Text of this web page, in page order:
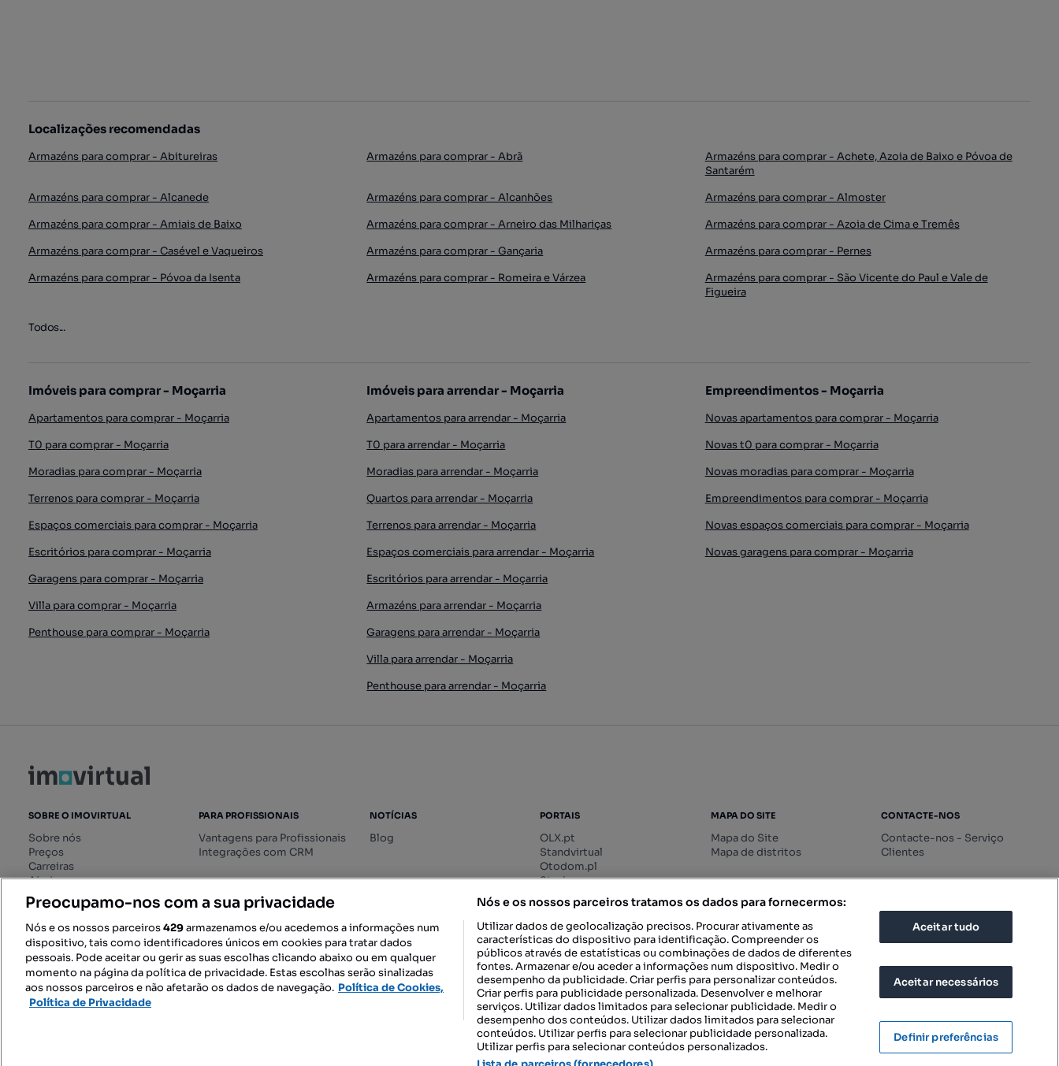
Localizações recomendadas
Armazéns para comprar - Abitureiras Armazéns para comprar - Abrã
Armazéns para comprar - Achete, Azoia de Baixo e Póvoa de
Santarém
Armazéns para comprar - Alcanede
Armazéns para comprar - Alcanhões
Armazéns para comprar - Almoster
Armazéns para comprar - Amiais de Baixo
Armazéns para comprar - Arneiro das Milhariças
Armazéns para comprar - Azoia de Cima e Tremês
Armazéns para comprar - Casével e Vaqueiros
Armazéns para comprar - Gançaria
Armazéns para comprar - Pernes
Armazéns para comprar - Póvoa da Isenta
Armazéns para comprar - Romeira e Várzea
Armazéns para comprar - São Vicente do Paul e Vale de
Figueira
Todos...
Imóveis para comprar - Moçarria
Apartamentos para comprar - Moçarria
T0 para comprar - Moçarria
Moradias para comprar - Moçarria
Terrenos para comprar - Moçarria
Espaços comerciais para comprar - Moçarria
Escritórios para comprar - Moçarria
Garagens para comprar - Moçarria
Villa para comprar - Moçarria
Penthouse para comprar - Moçarria
Imóveis para arrendar - Moçarria
Apartamentos para arrendar - Moçarria
T0 para arrendar - Moçarria
Moradias para arrendar - Moçarria
Quartos para arrendar - Moçarria
Terrenos para arrendar - Moçarria
Espaços comerciais para arrendar - Moçarria
Escritórios para arrendar - Moçarria
Armazéns para arrendar - Moçarria
Garagens para arrendar - Moçarria
Villa para arrendar - Moçarria
Penthouse para arrendar - Moçarria
Empreendimentos - Moçarria
Novas apartamentos para comprar - Moçarria
Novas t0 para comprar - Moçarria
Novas moradias para comprar - Moçarria
Empreendimentos para comprar - Moçarria
Novas espaços comerciais para comprar - Moçarria
Novas garagens para comprar - Moçarria
SOBRE O IMOVIRTUAL
Sobre nós
Preços
Carreiras
Ajuda
Livro de Reclamações online
Regulamento dos Serviços
Digitais
PARA PROFISSIONAIS
Vantagens para Profissionais
Integrações com CRM
NOTÍCIAS
Blog
PORTAIS
OLX.pt
Standvirtual
Otodom.pl
Storia.ro
MAPA DO SITE
Mapa do Site
Mapa de distritos
CONTACTE-NOS
Contacte-nos - Serviço
Clientes
SIGA-NOS: DESCARREGAR NA:
TERMOS DE UTILIZAÇÃO POLÍTICA DE PRIVACIDADE CONFIGURAÇÕES DE PRIVACIDADE
Preocupamo-nos com a sua privacidade
Nós e os nossos parceiros429armazenamos e/ou acedemos a informações num
dispositivo, tais como identificadores únicos em cookies para tratar dados
pessoais. Pode aceitar ou gerir as suas escolhas clicando abaixo ou em qualquer
momento na página da política de privacidade. Estas escolhas serão sinalizadas
aos nossos parceiros e não afetarão os dados de navegação. Política de Cookies,
Política de Privacidade
Nós e os nossos parceiros tratamos os dados para fornecermos:
Utilizar dados de geolocalização precisos. Procurar ativamente as
características do dispositivo para identificação. Compreender os
públicos através de estatísticas ou combinações de dados de diferentes
fontes. Armazenar e/ou aceder a informações num dispositivo. Medir o
desempenho da publicidade. Criar perfis para personalizar conteúdos.
Criar perfis para publicidade personalizada. Desenvolver e melhorar
serviços. Utilizar dados limitados para selecionar publicidade. Medir o
desempenho dos conteúdos. Utilizar dados limitados para selecionar
conteúdos. Utilizar perfis para selecionar publicidade personalizada.
Utilizar perfis para selecionar conteúdos personalizados.
Aceitar tudo
Aceitar necessários
Definir preferências